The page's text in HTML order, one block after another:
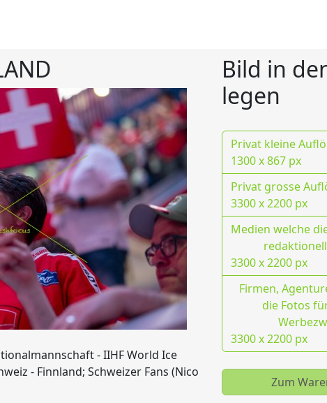
- IIHF World Ice
- Finnland; Schweizer Fans (Nico
Bild in
legen
Privat kleine
1300 x 867 px
Privat grosse
3300 x 2200 px
Medien welche
3300 x 2200 px
Firmen,
die Fotos
3300 x 2200 px
Zum